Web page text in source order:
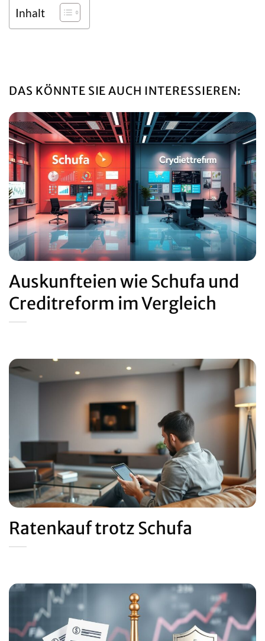
Inhalt
DAS KÖNNTE SIE AUCH INTERESSIEREN:
Auskunfteien wie Schufa und
Creditreform im Vergleich
Ratenkauf trotz Schufa